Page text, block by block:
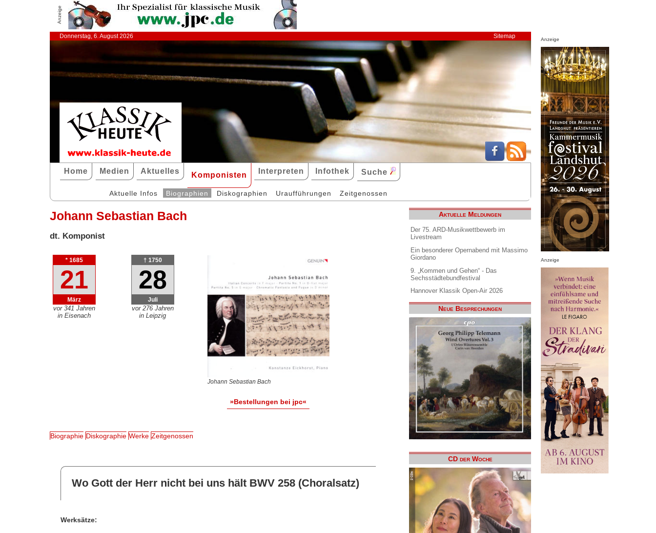
Anzeige
Donnerstag, 6. August 2026 Sitemap
Home Medien Aktuelles Komponisten Interpreten Infothek Suche
Aktuelle Infos Biographien Diskographien Uraufführungen Zeitgenossen
Johann Sebastian Bach
dt. Komponist
* 1685
21
März
vor 341 Jahren
in Eisenach
† 1750
28
Juli
vor 276 Jahren
in Leipzig
Johann Sebastian Bach
»Bestellungen bei jpc«
Biographie Diskographie Werke Zeitgenossen
Wo Gott der Herr nicht bei uns hält BWV 258 (Choralsatz)
Werksätze:
Aktuelle Meldungen
Der 75. ARD-Musikwettbewerb im
Livestream
Ein besonderer Opernabend mit Massimo
Giordano
9. „Kommen und Gehen“ - Das
Sechsstädtebundfestival
Hannover Klassik Open-Air 2026
Neue Besprechungen
CD der Woche
Anzeige
Anzeige